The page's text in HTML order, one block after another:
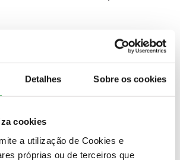
Detalhes Sobre os cookies
cookies
a utilização de Cookies e
próprias ou de terceiros que
Vamos ver."
ritmo constante. Elfyn está a
não faça sentido eu forçar